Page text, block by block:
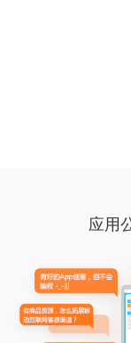
应用